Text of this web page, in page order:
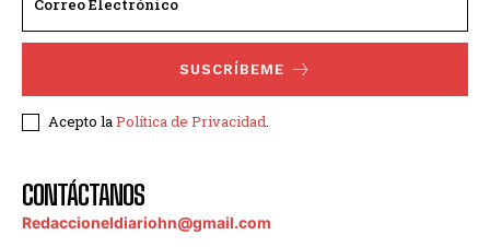
SUSCRÍBEME
Acepto laPolítica de Privacidad.
CONTÁCTANOS
Redaccioneldiariohn@gmail.com